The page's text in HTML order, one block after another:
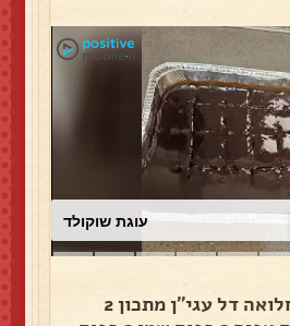
עוגת שוקולד
הכנת טיגון חלואה דל עגי"ן מתכון 2